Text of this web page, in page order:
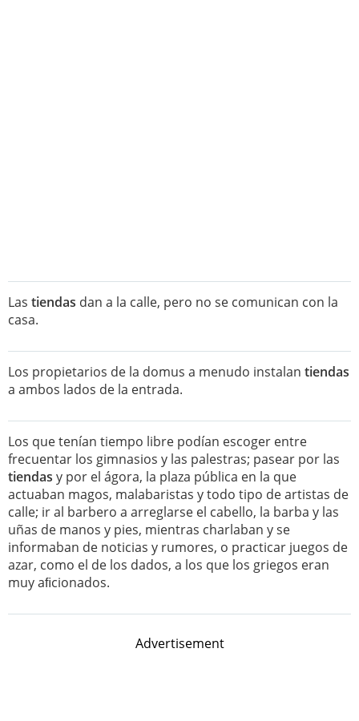
Las tiendas dan a la calle, pero no se comunican con la
casa.
Los propietarios de la domus a menudo instalan tiendas
a ambos lados de la entrada.
Los que tenían tiempo libre podían escoger entre
frecuentar los gimnasios y las palestras; pasear por las
tiendas y por el ágora, la plaza pública en la que
actuaban magos, malabaristas y todo tipo de artistas de
calle; ir al barbero a arreglarse el cabello, la barba y las
uñas de manos y pies, mientras charlaban y se
informaban de noticias y rumores, o practicar juegos de
azar, como el de los dados, a los que los griegos eran
muy aﬁcionados.
Advertisement